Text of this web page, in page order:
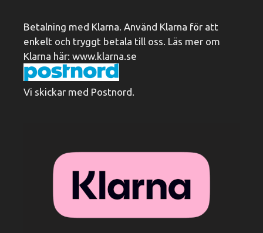
Betalning med Klarna. Använd Klarna för att
enkelt och tryggt betala till oss. Läs mer om
Klarna här: www.klarna.se
Vi skickar med Postnord.